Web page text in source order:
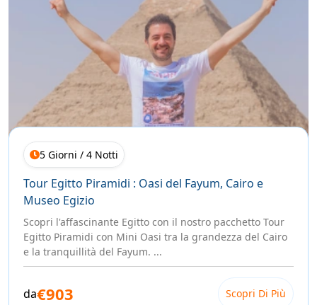
5 Giorni / 4 Notti
Tour Egitto Piramidi : Oasi del Fayum, Cairo e
Museo Egizio
Scopri l'affascinante Egitto con il nostro pacchetto Tour
Egitto Piramidi con Mini Oasi tra la grandezza del Cairo
e la tranquillità del Fayum. ...
da€903 Scopri Di Più